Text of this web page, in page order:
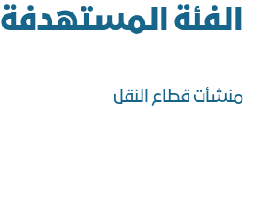
الفئة المستهدفة
منشأت قطاع النقل